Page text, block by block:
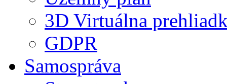
3D Virtuálna
GDPR
Samospráva